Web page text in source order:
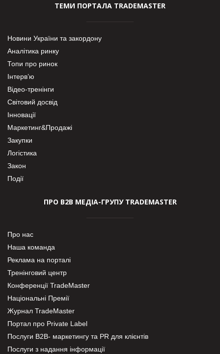
ТЕМИ ПОРТАЛА TRADEMASTER
Новини України та закордону
Аналітика ринку
Топи про ринок
Інтерв’ю
Відео-тренінги
Світовий досвід
Інновації
Маркетинг&Продажі
Закупки
Логістика
Закон
Події
ПРО В2В МЕДІА-ГРУПУ TRADEMASTER
Про нас
Наша команда
Реклама на порталі
Тренінговий центр
Конференції TradeMaster
Національні Премії
Журнал TradeMaster
Портал про Private Label
Послуги В2В- маркетингу та PR для клієнтів
Послуги з надання інформації